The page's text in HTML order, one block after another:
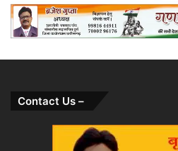
Contact Us –